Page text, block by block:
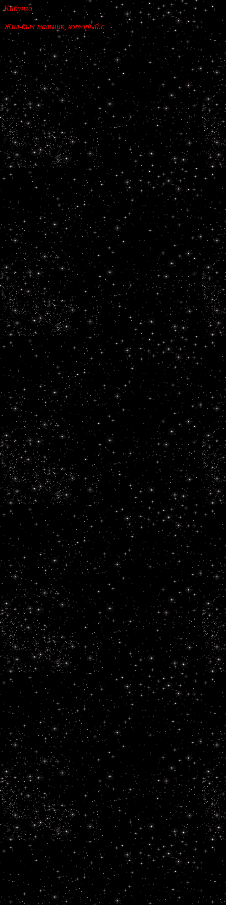
Кибунго
Жил-был мальчик, который став